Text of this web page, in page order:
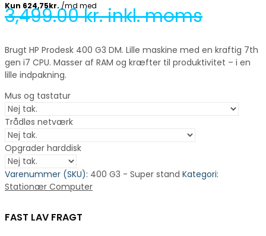
3,499.00kr. inkl. moms
Brugt HP Prodesk 400 G3 DM. Lille maskine med en kraftig 7th
gen i7 CPU. Masser af RAM og kræfter til produktivitet – i en
lille indpakning.
Mus og tastatur
Trådløs netværk
Opgrader harddisk
Varenummer (SKU): 400 G3 - Super stand Kategori:
Stationær Computer
FAST LAV FRAGT